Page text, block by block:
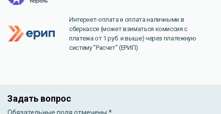
Безопасность платежей по банковским картам
Почему не могу оплатить своей банковской картой?
При оплате нужно провести микроплатеж. Что делать?
Интернет-оплата и оплата наличными в
сберкассе (может взиматься комиссия с
платежа от 1 руб. и выше) через платежную
систему "Расчет" (ЕРИП)
Задать вопрос